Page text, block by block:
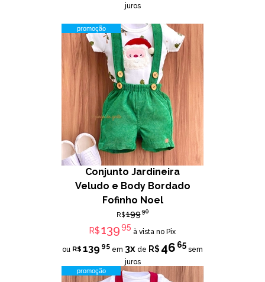
juros
promoção
Conjunto Jardineira
Veludo e Body Bordado
Fofinho Noel
R$19990
R$13995
à vista no Pix
ou R$ 139 95 em 3x de R$ 46 65
sem
juros
promoção